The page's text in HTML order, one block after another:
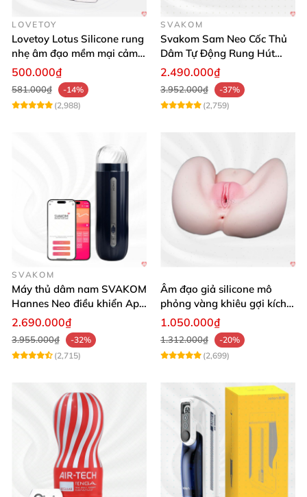
LOVETOY
Lovetoy Lotus Silicone rung
nhẹ âm đạo mềm mại cảm
giác thật
500.000₫
581.000₫
-14%
(2,988)
SVAKOM
Svakom Sam Neo Cốc Thủ
Dâm Tự Động Rung Hút
App Điều Khiển Xa
2.490.000₫
3.952.000₫
-37%
(2,759)
SVAKOM
Máy thủ dâm nam SVAKOM
Hannes Neo điều khiển App
tương tác
2.690.000₫
3.955.000₫
-32%
(2,715)
Âm đạo giả silicone mô
phỏng vàng khiêu gợi kích
thích mua
1.050.000₫
1.312.000₫
-20%
(2,699)